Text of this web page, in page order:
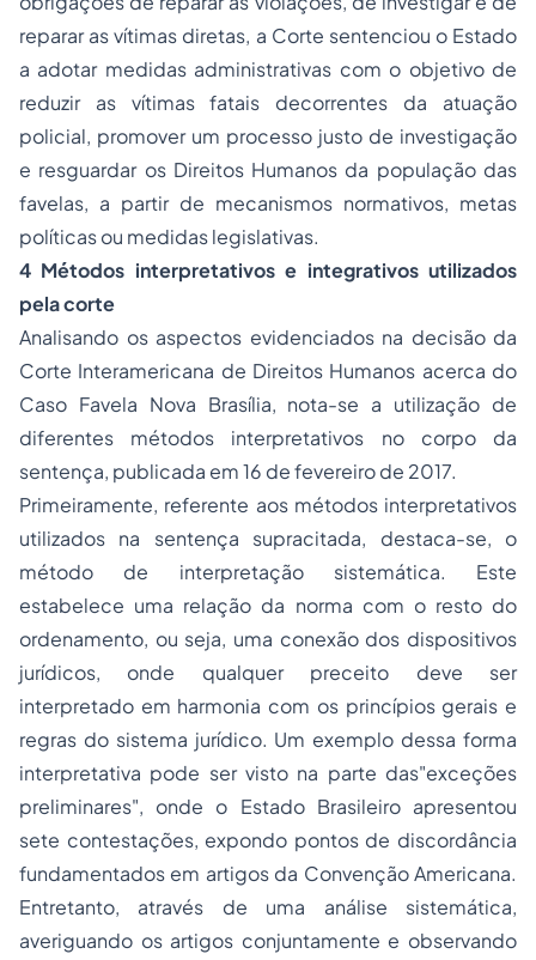
reparar as vítimas diretas, a Corte sentenciou o Estado
a adotar medidas administrativas com o objetivo de
reduzir as vítimas fatais decorrentes da atuação
policial, promover um processo justo de investigação
e resguardar os Direitos Humanos da população das
favelas, a partir de mecanismos normativos, metas
políticas ou medidas legislativas.
4 Métodos interpretativos e integrativos utilizados
pela corte
Analisando os aspectos evidenciados na decisão da
Corte Interamericana de Direitos Humanos acerca do
Caso Favela Nova Brasília, nota-se a utilização de
diferentes métodos interpretativos no corpo da
sentença, publicada em 16 de fevereiro de 2017.
Primeiramente, referente aos métodos interpretativos
utilizados na sentença supracitada, destaca-se, o
método de interpretação sistemática. Este
estabelece uma relação da norma com o resto do
ordenamento, ou seja, uma conexão dos dispositivos
jurídicos, onde qualquer preceito deve ser
interpretado em harmonia com os princípios gerais e
regras do sistema jurídico. Um exemplo dessa forma
interpretativa pode ser visto na parte das"exceções
preliminares", onde o Estado Brasileiro apresentou
sete contestações, expondo pontos de discordância
fundamentados em artigos da Convenção Americana.
Entretanto, através de uma análise sistemática,
averiguando os artigos conjuntamente e observando